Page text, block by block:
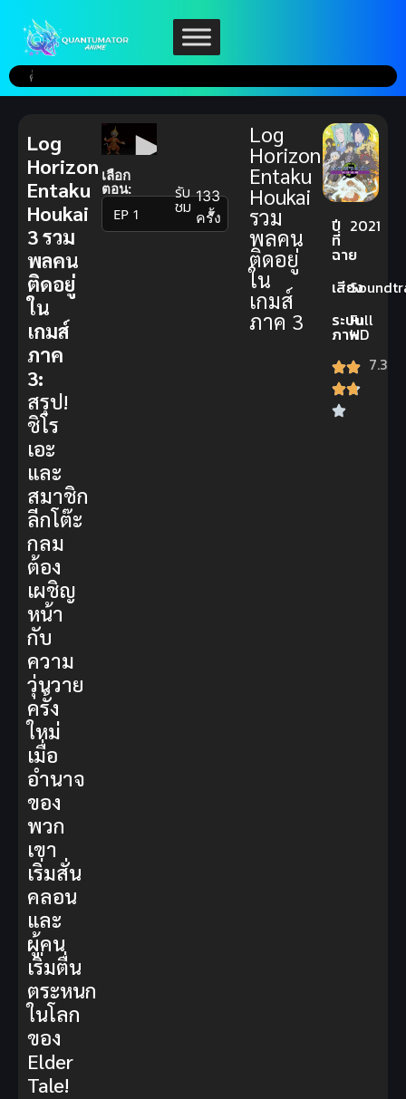
เลือก
ตอน:
▼
รับ
ชม 133
ครั้ง
Log
Horizon
Entaku
Houkai
รวม
พลคน
ติดอยู่
ใน
เกมส์
ภาค 3
ปี
ที่
ฉาย
2021
เสียง
ระบบ
ภาพ
Full
HD
7.3
Log
Horizon
Entaku
Houkai
3 รวม
พลคน
ติดอยู่
ใน
เกมส์
ภาค
3:
สรุป!
ชิโร
เอะ
และ
สมาชิก
ลีกโต๊ะ
กลม
ต้อง
เผชิญ
หน้า
กับ
ความ
วุ่นวาย
ครั้ง
ใหม่
เมื่อ
อำนาจ
ของ
พวก
เขา
เริ่มสั่น
คลอน
และ
ผู้คน
เริ่มตื่น
ตระหนก
ในโลก
ของ
Elder
Tale!